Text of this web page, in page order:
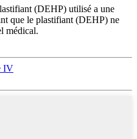
(DEHP) utilisé a une
que le plastifiant (DEHP) ne
médical.
IV